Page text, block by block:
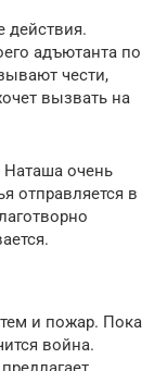
действия.
адъютанта по
чести,
вызвать на
очень
отправляется в
и пожар. Пока
война.